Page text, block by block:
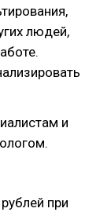
людей,
и
при